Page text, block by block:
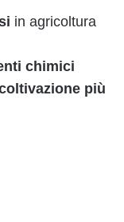
in agricoltura
chimici
più